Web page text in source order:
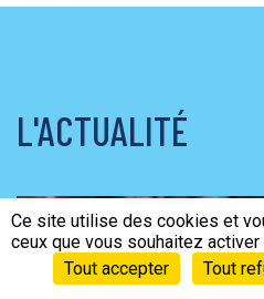
L'ACTUALITÉ
Ce site utilise des cookies et
ceux que vous souhaitez activer
Tout accepter
Tout